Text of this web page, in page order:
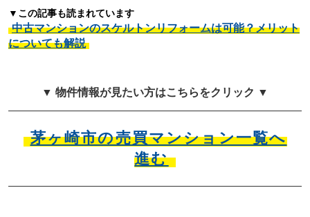
▼この記事も読まれています
中古マンションのスケルトンリフォームは可能？メリット
についても解説
▼ 物件情報が見たい方はこちらをクリック ▼
茅ヶ崎市の売買マンション一覧へ
進む